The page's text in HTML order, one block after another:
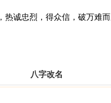
忠烈，得众信，破万难
八字改名